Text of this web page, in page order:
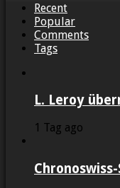
Recent
Popular
Comments
Tags
L. Leroy
1 Tag ago